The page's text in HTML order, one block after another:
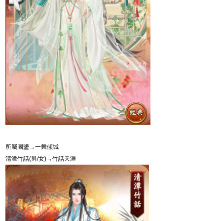
所屬圖鑒→一舞傾城
清潭竹話(男/女)→竹話天涯